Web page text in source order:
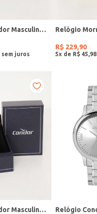
Relógio Condor Masculino PRETO
R$ 229,90
5x de R$ 45 98
Relógio Condor Masculino PRETO